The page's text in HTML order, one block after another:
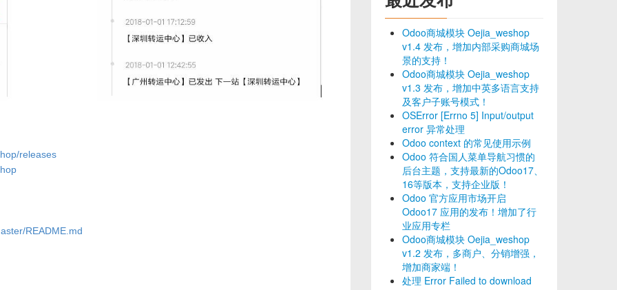
releases
README.md
Odoo商城模块 Oejia_weshop
v1.4 发布，增加内部采购商城场
景的支持！
Odoo商城模块 Oejia_weshop
v1.3 发布，增加中英多语言支持
及客户子账号模式！
OSError [Errno 5] Input/output
error 异常处理
Odoo context 的常见使用示例
Odoo 符合国人菜单导航习惯的
后台主题，支持最新的Odoo17、
16等版本，支持企业版！
Odoo 官方应用市场开启
Odoo17 应用的发布！增加了行
业应用专栏
Odoo商城模块 Oejia_weshop
v1.2 发布，多商户、分销增强，
增加商家端！
处理 Error Failed to download